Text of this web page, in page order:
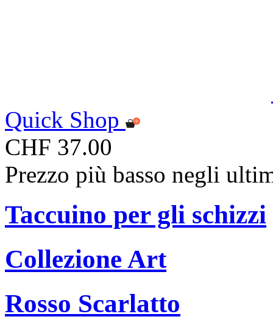
Quick Shop
CHF 37.00
Prezzo più basso negli
Taccuino per gli schizzi
Collezione Art
Rosso Scarlatto